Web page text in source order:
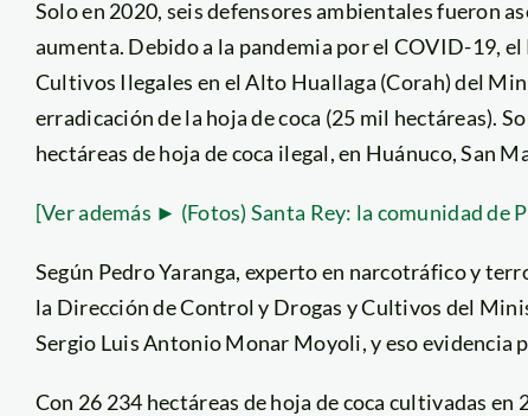
Solo en 2020, seis defensores ambientales fueron
aumenta. Debido a la pandemia por el COVID-19,
Cultivos Ilegales en el Alto Huallaga (Corah) del
erradicación de la hoja de coca (25 mil hectáreas).
hectáreas de hoja de coca ilegal, en Huánuco, San
[Ver además ► (Fotos) Santa Rey: la comunidad de
Según Pedro Yaranga, experto en narcotráfico y
la Dirección de Control y Drogas y Cultivos del
Sergio Luis Antonio Monar Moyoli, y eso evidencia
Con 26 234 hectáreas de hoja de coca cultivadas